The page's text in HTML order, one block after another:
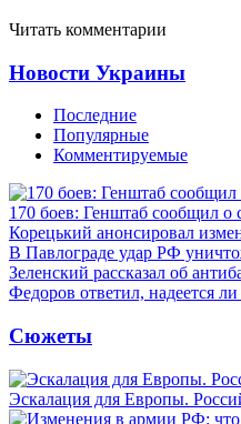
Читать комментарии
Новости Украины
Последние
Популярные
Комментируемые
170 боев: Генштаб сообщил о
Корецький анонсировал
В Павлограде удар РФ
Зеленский рассказал об
Федоров ответил, надеется
Сюжеты
Эскалация для Европы.